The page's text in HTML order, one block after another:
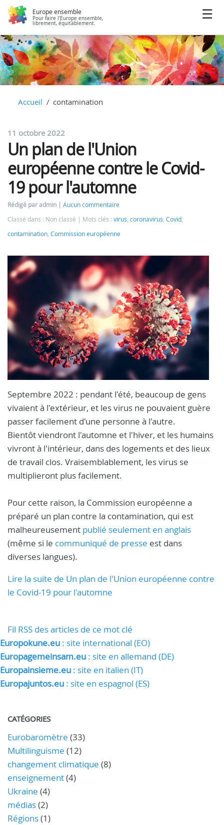
Europe ensemble
Pour faire l'Europe ensemble,
librement, équitablement.
Accueil contamination
11 octobre 2022
Un plan de l'Union
européenne contre le Covid-
19 pour l'automne
Rédigé par admin
Aucun commentaire
Classé dans : Non classé
Mots clés : virus coronavirus Covid
contamination Commission européenne
Septembre 2022 : pendant l'été, beaucoup de gens
vivaient à l'extérieur, et les virus ne pouvaient guère
passer facilement d'une personne à l'autre.
Bientôt viendront l'automne et l'hiver, et les humains
vivront à l'intérieur, dans des logements et des lieux
de travail clos. Vraisemblablement, les virus se
multiplieront plus facilement.
Pour cette raison, la Commission européenne a
préparé un plan contre la contamination, qui est
malheureusement publié seulement en anglais
(même si le communiqué de presse est dans
diverses langues).
Lire la suite de Un plan de l'Union européenne contre
le Covid-19 pour l'automne
Fil RSS des articles de ce mot clé
Europokune.eu : site international (EO)
Europagemeinsam.eu : site en allemand (DE)
Europainsieme.eu : site en italien (IT)
Europajuntos.eu : site en espagnol (ES)
CATÉGORIES
Eurobaromètre (33)
Multilinguisme (12)
changement climatique (8)
enseignement(4)
Ukraine (4)
médias(2)
Régions(1)